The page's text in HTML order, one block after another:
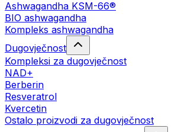
Ashwagandha KSM-66®
BIO ashwagandha
Kompleks ashwagandha
Dugovječnost
Kompleksi za dugovječnost
NAD+
Berberin
Resveratrol
Kvercetin
Ostalo proizvodi za dugovječnost